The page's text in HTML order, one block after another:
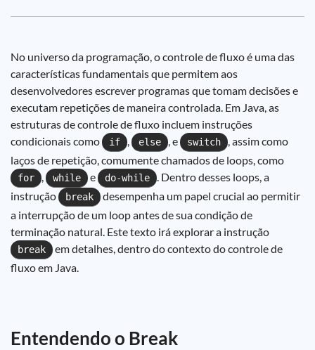
No universo da programação, o controle de fluxo é uma das
características fundamentais que permitem aos
desenvolvedores escrever programas que tomam decisões e
executam repetições de maneira controlada. Em Java, as
estruturas de controle de fluxo incluem instruções
condicionais como
if , else , e switch
, assim como
laços de repetição, comumente chamados de loops, como
for , while e do-while
. Dentro desses loops, a
instrução
break
desempenha um papel crucial ao permitir
a interrupção de um loop antes de sua condição de
terminação natural. Este texto irá explorar a instrução
break
em detalhes, dentro do contexto do controle de
fluxo em Java.
Entendendo o Break